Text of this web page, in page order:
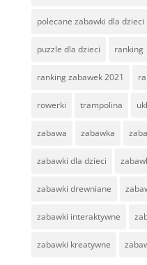
polecane zabawki dla dzieci
puzzle dla dzieci ranking
ranking zabawek 2021
rowerki trampolina
zabawa zabawka
zabawki dla dzieci
zabawki drewniane
zabawki interaktywne
zabawki kreatywne